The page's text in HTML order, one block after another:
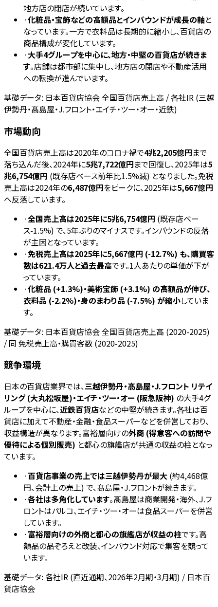
地方店の閉店が続いています。
·化粧品・宝飾などの高額品とインバウンドが成長の軸と
なっています。一方で衣料品は長期的に縮小し、百貨店の
商品構成が変化しています。
·大手4グループを中心に、地方・中堅の百貨店が続きま
す。店舗は都市部に集中し、地方店の閉店や不動産活用
への転換が進んでいます。
基礎データ: 日本百貨店協会 全国百貨店売上高 / 各社IR (三越
伊勢丹・髙島屋・J.フロント・エイチ・ツー・オー・近鉄)
市場動向
全国百貨店売上高は2020年のコロナ禍で4兆2,205億円まで
落ち込んだ後、2024年に5兆7,722億円まで回復し、2025年は5
兆6,754億円 (既存店ベース前年比1.5%減) となりました。免税
売上高は2024年の6,487億円をピークに、2025年は5,667億円
へ反落しています。
·全国売上高は2025年に5兆6,754億円 (既存店ベー
ス-1.5%) で、5年ぶりのマイナスです。インバウンドの反落
が主因となっています。
·免税売上高は2025年に5,667億円 (-12.7%) も、購買客
数は621.4万人と過去最高です。1人あたりの単価が下が
っています。
·化粧品 (+1.3%)・美術宝飾 (+3.1%) の高額品が伸び、
衣料品 (-2.2%)・身のまわり品 (-7.5%) が縮小していま
す。
基礎データ: 日本百貨店協会 全国百貨店売上高 (2020-2025)
/ 同 免税売上高・購買客数 (2020-2025)
競争環境
日本の百貨店業界では、三越伊勢丹・髙島屋・J.フロント リテイ
リング (大丸松坂屋)・エイチ・ツー・オー (阪急阪神) の大手4グ
ループを中心に、近鉄百貨店などの中堅が続きます。各社は百
貨店に加えて不動産・金融・食品スーパーなどを併営しており、
収益構造が異なります。富裕層向けの外商 (得意客への訪問や
優待による個別販売) と都心の旗艦店が共通の収益の柱となっ
ています。
· 百貨店事業の売上では三越伊勢丹が最大 (約4,468億
円、会計上の売上) で、髙島屋・J.フロントが続きます。
·各社は多角化しています。髙島屋は商業開発・海外、J.フ
ロントはパルコ、エイチ・ツー・オーは食品スーパーを併営
しています。
· 富裕層向けの外商と都心の旗艦店が収益の柱です。高
額品の品ぞろえと改装、インバウンド対応で集客を競って
います。
基礎データ: 各社IR (直近通期、2026年2月期・3月期) / 日本百
貨店協会